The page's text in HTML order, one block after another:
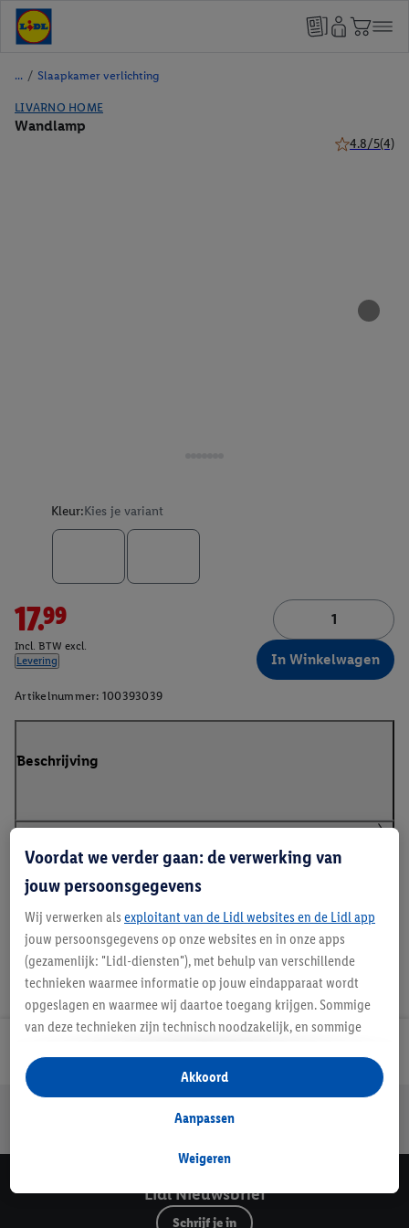
/ Slaapkamer verlichting
LIVARNO HOME
Wandlamp
4.8/5(4)
Kleur:Kies je variant
17.99
Incl. BTW excl.
Levering
In Winkelwagen
Artikelnummer: 100393039
Beschrijving
Handleidingen en downloads
Veilig winkelen
Lidl Nieuwsbrief
Schrijf je in
Voordat we verder gaan: de verwerking van
jouw persoonsgegevens
Wij verwerken als exploitant van de Lidl websites en de Lidl app
jouw persoonsgegevens op onze websites en in onze apps
(gezamenlijk: "Lidl-diensten"), met behulp van verschillende
technieken waarmee informatie op jouw eindapparaat wordt
opgeslagen en waarmee wij daartoe toegang krijgen. Sommige
van deze technieken zijn technisch noodzakelijk, en sommige
opslaan van voorkeursinstellingen, het verzamelen en
analyseren van statistieken of voor het tonen van
gepersonaliseerde reclame binnen en buiten de Lidl-diensten.
gegevens over jouw aankoopgedrag in de winkel ook voor de
Als je hier toestemming geeft aan ons voor het personaliseren
van reclame en als je vervolgens een Lidl Plus-account
Weigeren
Aanpassen
Akkoord